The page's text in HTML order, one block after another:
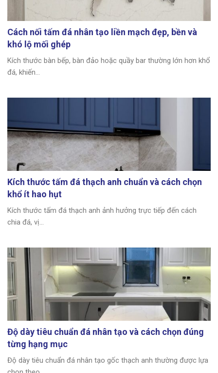
Cách nối tấm đá nhân tạo liền mạch đẹp, bền và
khó lộ mối ghép
Kích thước bàn bếp, bàn đảo hoặc quầy bar thường lớn hơn khổ
đá, khiến...
Kích thước tấm đá thạch anh chuẩn và cách chọn
khổ ít hao hụt
Kích thước tấm đá thạch anh ảnh hưởng trực tiếp đến cách
chia đá, vị...
Độ dày tiêu chuẩn đá nhân tạo và cách chọn đúng
từng hạng mục
Độ dày tiêu chuẩn đá nhân tạo gốc thạch anh thường được lựa